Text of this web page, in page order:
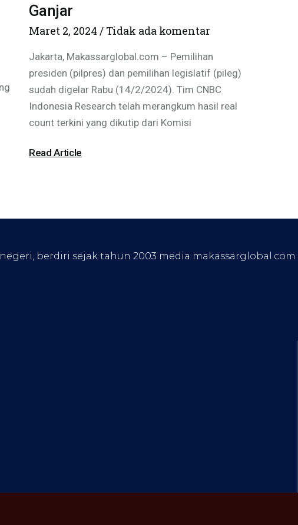
Ganjar
Maret 2, 2024 Tidak ada komentar
Jakarta, Makassarglobal.com – Pemilihan
presiden (pilpres) dan pemilihan legislatif (pileg)
sudah digelar Rabu (14/2/2024). Tim CNBC
Indonesia Research telah merangkum hasil real
count terkini yang dikutip dari Komisi
Read Article
berdiri sejak tahun 2003 media makassarglobal.com